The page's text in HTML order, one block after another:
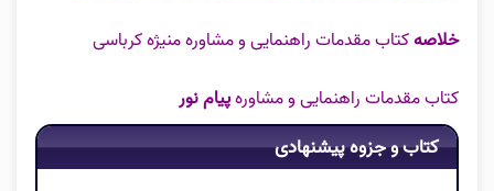
خلاصهکتاب مقدمات راهنمایی و مشاوره منیژه کرباسی
کتاب مقدمات راهنمایی و مشاورهپیام نور
کتاب و جزوه پیشنهادی